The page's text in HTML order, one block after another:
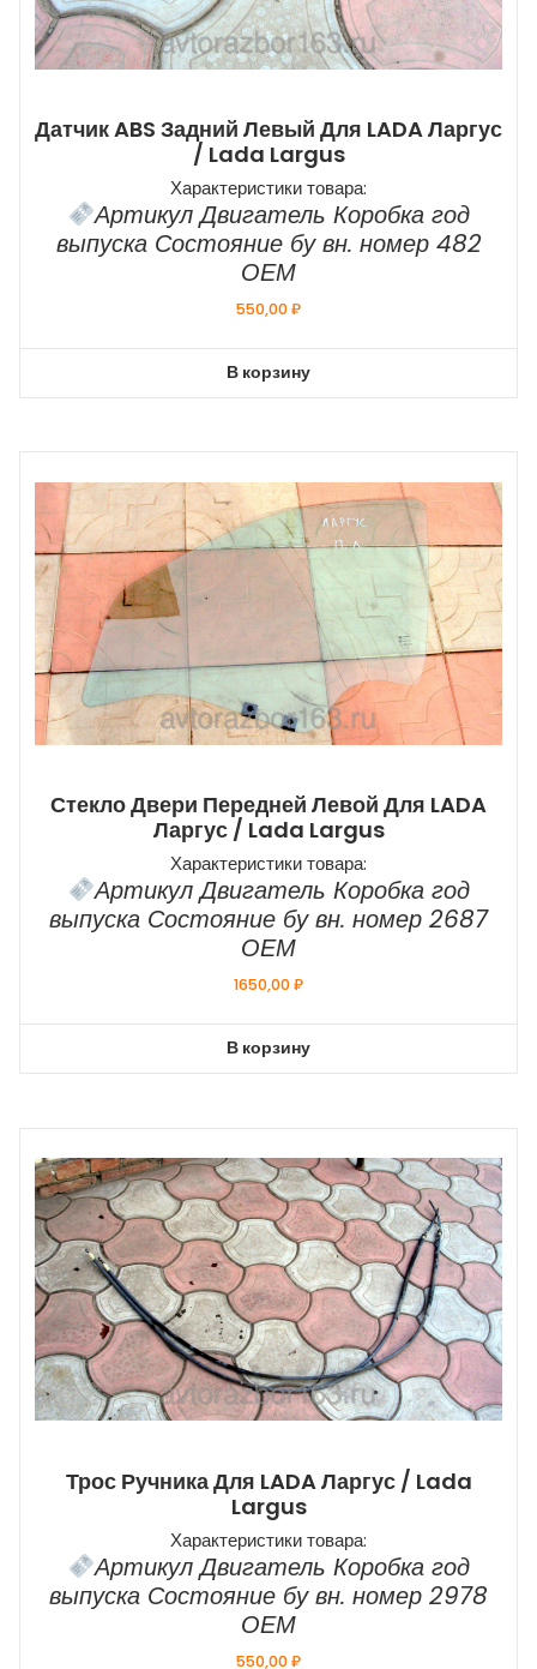
Датчик ABS Задний Левый Для LADA Ларгус
/ Lada Largus
Характеристики товара:
Артикул Двигатель Коробка год
выпуска Состояние бу вн. номер 482
ОЕМ
550,00₽
В корзину
Стекло Двери Передней Левой Для LADA
Ларгус / Lada Largus
Характеристики товара:
Артикул Двигатель Коробка год
выпуска Состояние бу вн. номер 2687
ОЕМ
1650,00₽
В корзину
Трос Ручника Для LADA Ларгус / Lada
Largus
Характеристики товара:
Артикул Двигатель Коробка год
выпуска Состояние бу вн. номер 2978
ОЕМ
550,00₽